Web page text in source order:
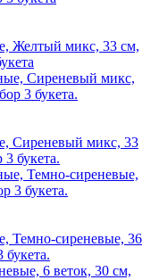
Желтый микс, 33 см,
Сиреневый микс, 33
букета.
Темно-сиреневые, 36
букета.